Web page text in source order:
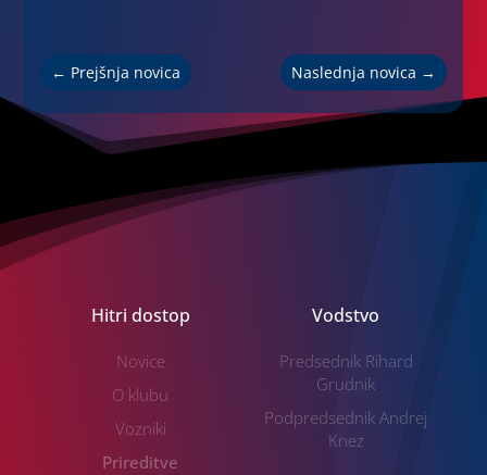
← Prejšnja novica Naslednja novica →
Hitri dostop
Novice
O klubu
Vozniki
Prireditve
Vodstvo
Predsednik Rihard
Grudnik
Podpredsednik Andrej
Knez